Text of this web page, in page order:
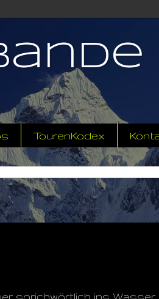
TourenKodex
sprichwörtlich ins Wasser